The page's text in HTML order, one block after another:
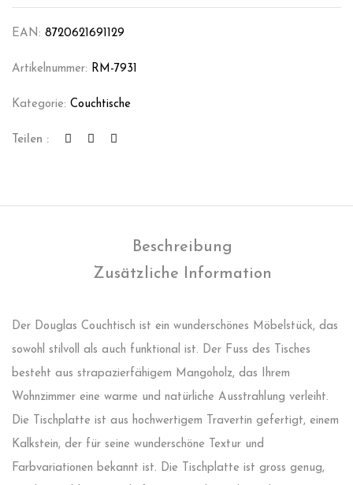
EAN: 8720621691129
Artikelnummer: RM-7931
Kategorie: Couchtische
Teilen :
Beschreibung
Zusätzliche Information
Der Douglas Couchtisch ist ein wunderschönes Möbelstück, das
sowohl stilvoll als auch funktional ist. Der Fuss des Tisches
besteht aus strapazierfähigem Mangoholz, das Ihrem
Wohnzimmer eine warme und natürliche Ausstrahlung verleiht.
Die Tischplatte ist aus hochwertigem Travertin gefertigt, einem
Kalkstein, der für seine wunderschöne Textur und
Farbvariationen bekannt ist. Die Tischplatte ist gross genug,